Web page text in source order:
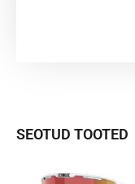
SEOTUD TOOTED